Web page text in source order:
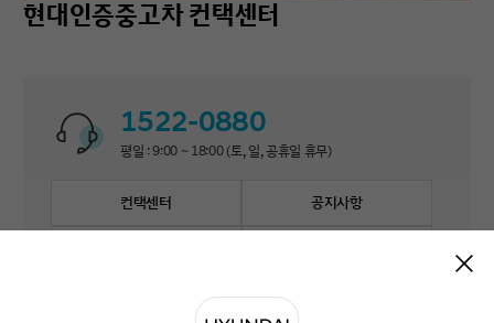
현대인증중고차 컨택센터
1522-0880
평일 : 9:00 ~ 18:00 (토, 일, 공휴일 휴무)
컨택센터 공지사항